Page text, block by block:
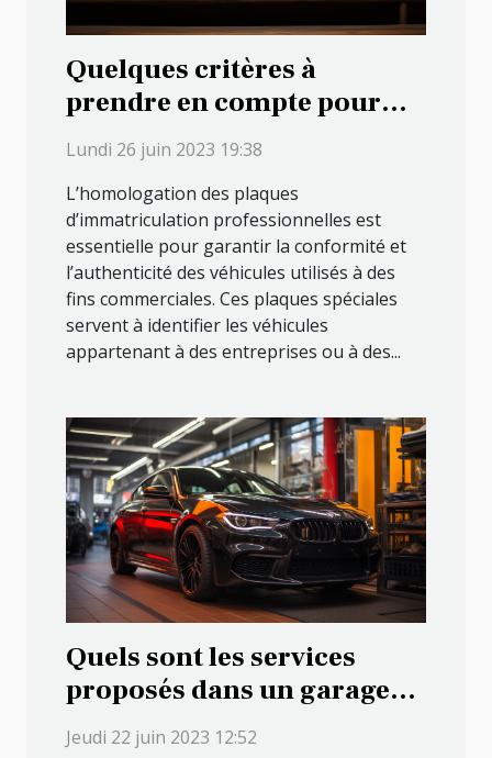
Quelques critères à
prendre en compte pour
vérifier l’homologation des
plaques d'immatriculation
professionnelles
Lundi 26 juin 2023 19:38
L’homologation des plaques
d’immatriculation professionnelles est
essentielle pour garantir la conformité et
l’authenticité des véhicules utilisés à des
fins commerciales. Ces plaques spéciales
servent à identifier les véhicules
appartenant à des entreprises ou à des...
Quels sont les services
proposés dans un garage
automobile ?
Jeudi 22 juin 2023 12:52